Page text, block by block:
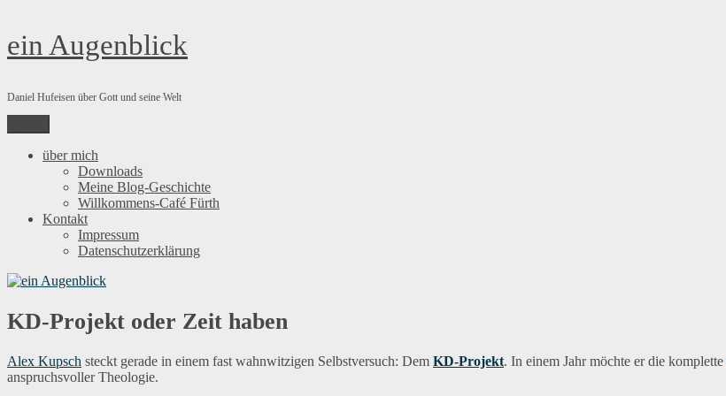
Zum
Inhalt
ein Augenblick
Daniel Hufeisen über Gott und seine Welt
über mich
Downloads
Meine Blog-Geschichte
Willkommens-Café Fürth
Kontakt
Impressum
Datenschutzerklärung
KD-Projekt oder Zeit haben
Alex Kupsch steckt gerade in einem fast wahnwitzigen Selbstversuch: Dem KD-Projekt. In einem Jahr möchte er die komplette
anspruchsvoller Theologie.